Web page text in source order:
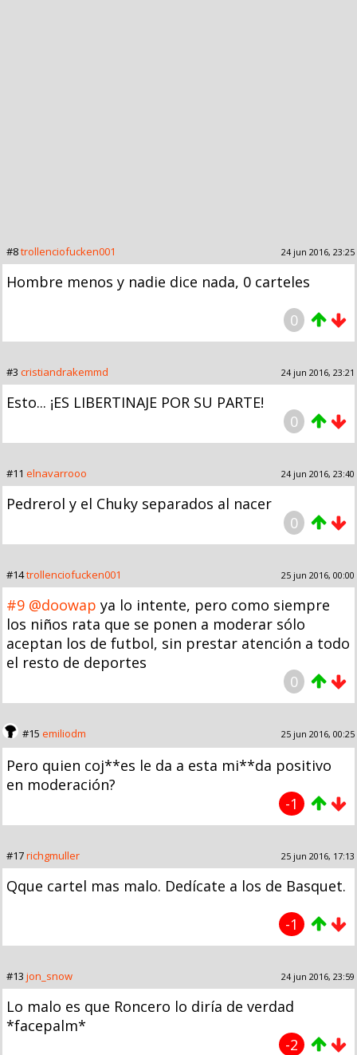
#8trollenciofucken001 24 jun 2016, 23:25
Hombre menos y nadie dice nada, 0 carteles
0
#3 cristiandrakemmd 24 jun 2016, 23:21
Esto... ¡ES LIBERTINAJE POR SU PARTE!
0
#11 elnavarrooo 24 jun 2016, 23:40
Pedrerol y el Chuky separados al nacer
0
#14trollenciofucken001 25 jun 2016, 00:00
#9 @doowap ya lo intente, pero como siempre
los niños rata que se ponen a moderar sólo
aceptan los de futbol, sin prestar atención a todo
el resto de deportes
0
#15 emiliodm 25 jun 2016, 00:25
Pero quien coj**es le da a esta mi**da positivo
en moderación?
-1
#17richgmuller 25 jun 2016, 17:13
Qque cartel mas malo. Dedícate a los de Basquet.
-1
#13 jon_snow 24 jun 2016, 23:59
Lo malo es que Roncero lo diría de verdad
*facepalm*
-2